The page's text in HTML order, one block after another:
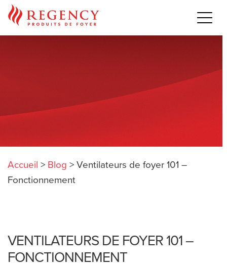
Accueil > Blog >Ventilateurs de foyer 101 –
Fonctionnement
VENTILATEURS DE FOYER 101 –
FONCTIONNEMENT